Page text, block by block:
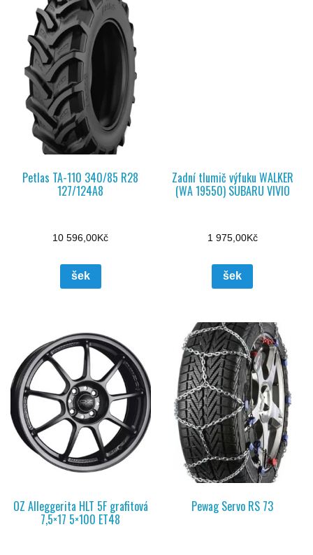
Petlas TA-110 340/85 R28
127/124A8
10 596,00Kč
šek
Zadní tlumič výfuku WALKER
(WA 19550) SUBARU VIVIO
1 975,00Kč
šek
OZ Alleggerita HLT 5F grafitová
7,5×17 5×100 ET48
Pewag Servo RS 73